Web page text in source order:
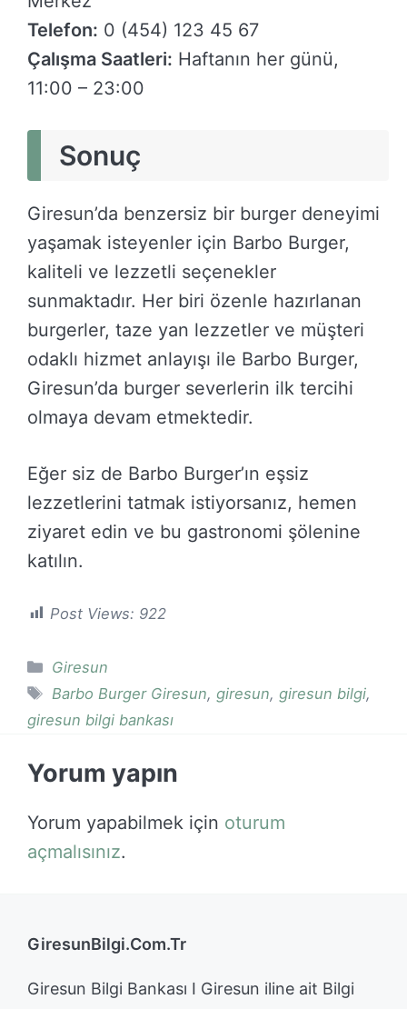
Telefon: 0 (454) 123 45 67
Çalışma Saatleri: Haftanın her günü,
11:00 – 23:00
Sonuç
Giresun’da benzersiz bir burger deneyimi
yaşamak isteyenler için Barbo Burger,
kaliteli ve lezzetli seçenekler
sunmaktadır. Her biri özenle hazırlanan
burgerler, taze yan lezzetler ve müşteri
odaklı hizmet anlayışı ile Barbo Burger,
Giresun’da burger severlerin ilk tercihi
olmaya devam etmektedir.
Eğer siz de Barbo Burger’ın eşsiz
lezzetlerini tatmak istiyorsanız, hemen
ziyaret edin ve bu gastronomi şölenine
katılın.
Post Views: 922
Kategoriler
Giresun
Etiketler
Barbo Burger Giresun, giresun, giresun bilgi,
giresun bilgi bankası
Yorum yapın
Yorum yapabilmek için oturum
açmalısınız.
GiresunBilgi.Com.Tr
Giresun Bilgi Bankası I Giresun iline ait Bilgi